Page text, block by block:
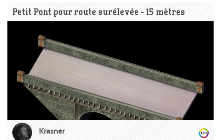
Petit Pont pour route surélevée - 15 mètres
Krasner